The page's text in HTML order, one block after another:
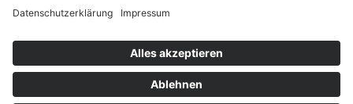
Programmkino.de richtet sich an Film- und Kinobegeisterte jeden
Geschlechts. Zur besseren Lesbarkeit haben wir uns aber entschlossen,
auf eine Doppelnennung oder Genderzeichen zu verzichten. Wo möglich